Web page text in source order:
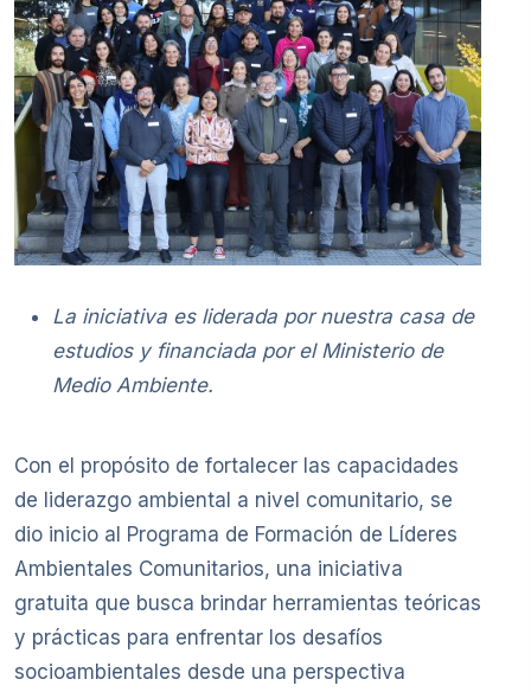
La iniciativa es liderada por nuestra casa de
estudios y financiada por el Ministerio de
Medio Ambiente.
Con el propósito de fortalecer las capacidades
de liderazgo ambiental a nivel comunitario, se
dio inicio al Programa de Formación de Líderes
Ambientales Comunitarios, una iniciativa
gratuita que busca brindar herramientas teóricas
y prácticas para enfrentar los desafíos
socioambientales desde una perspectiva